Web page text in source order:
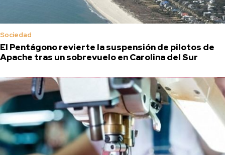
Sociedad
El Pentágono revierte la suspensión de pilotos de
Apache tras un sobrevuelo en Carolina del Sur